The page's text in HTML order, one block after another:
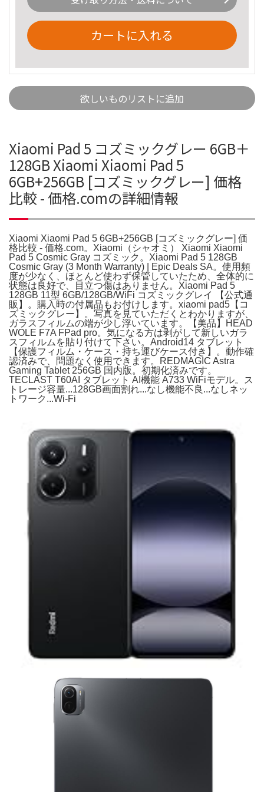
カートに入れる
欲しいものリストに追加
Xiaomi Pad 5 コズミックグレー 6GB＋
128GB Xiaomi Xiaomi Pad 5
6GB+256GB [コズミックグレー] 価格
比較 - 価格.comの詳細情報
Xiaomi Xiaomi Pad 5 6GB+256GB [コズミックグレー] 価
格比較 - 価格.com。Xiaomi（シャオミ） Xiaomi Xiaomi
Pad 5 Cosmic Gray コズミック。Xiaomi Pad 5 128GB
Cosmic Gray (3 Month Warranty) | Epic Deals SA。使用頻
度が少なく、ほとんど使わず保管していたため、全体的に
状態は良好で、目立つ傷はありません。Xiaomi Pad 5
128GB 11型 6GB/128GB/WiFi コズミックグレイ 【公式通
販】。購入時の付属品もお付けします。xiaomi pad5【コ
ズミックグレー】。写真を見ていただくとわかりますが、
ガラスフィルムの端が少し浮いています。【美品】HEAD
WOLE F7A FPad pro。気になる方は剥がして新しいガラ
スフィルムを貼り付けて下さい。Android14 タブレット
【保護フィルム・ケース・持ち運びケース付き】。動作確
認済みで、問題なく使用できます。REDMAGIC Astra
Gaming Tablet 256GB 国内版。初期化済みです。
TECLAST T60AI タブレット AI機能 A733 WiFiモデル。ス
トレージ容量...128GB画面割れ...なし機能不良...なしネッ
トワーク...Wi-Fi